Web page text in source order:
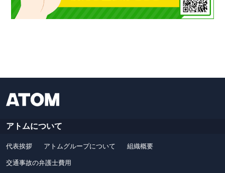
アトムについて
代表挨拶 アトムグループについて 組織概要
交通事故の弁護士費用